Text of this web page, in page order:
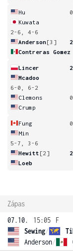
Hu
0
Kuwata
2-6, 4-6
Anderson[3]
2
Contreras Gomez
Lincer
2
Mcadoo
6-0, 6-2
Clemons
0
Crump
Fung
0
Min
5-7, 3-6
Hewitt [2]
2
Loeb
Zápas
07.10.
15:05
F
Sewing/
Anderson/